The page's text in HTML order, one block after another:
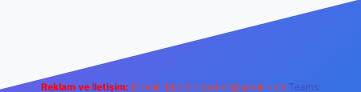
hiltonbet yeni giriş
Reklam ve İletişim: E-mail: backlinkpaneli@gmail.com Teams: